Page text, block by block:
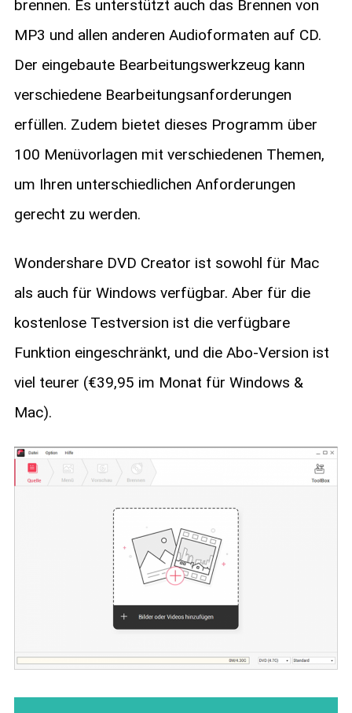
brennen. Es unterstützt auch das Brennen von
MP3 und allen anderen Audioformaten auf CD.
Der eingebaute Bearbeitungswerkzeug kann
verschiedene Bearbeitungsanforderungen
erfüllen. Zudem bietet dieses Programm über
100 Menüvorlagen mit verschiedenen Themen,
um Ihren unterschiedlichen Anforderungen
gerecht zu werden.
Wondershare DVD Creator ist sowohl für Mac
als auch für Windows verfügbar. Aber für die
kostenlose Testversion ist die verfügbare
Funktion eingeschränkt, und die Abo-Version ist
viel teurer (€39,95 im Monat für Windows &
Mac).